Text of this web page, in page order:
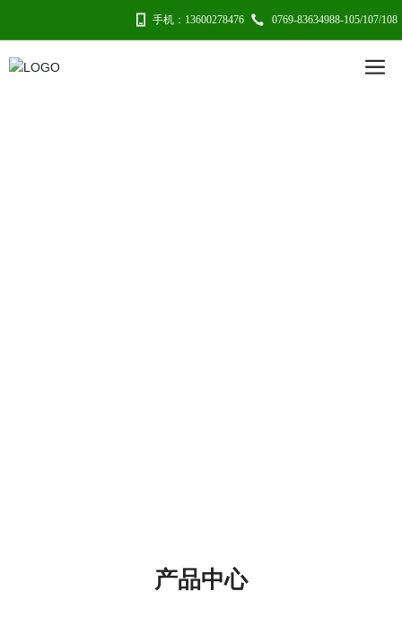
手机：13600278476 0769-83634988-105/107/108
产品中心